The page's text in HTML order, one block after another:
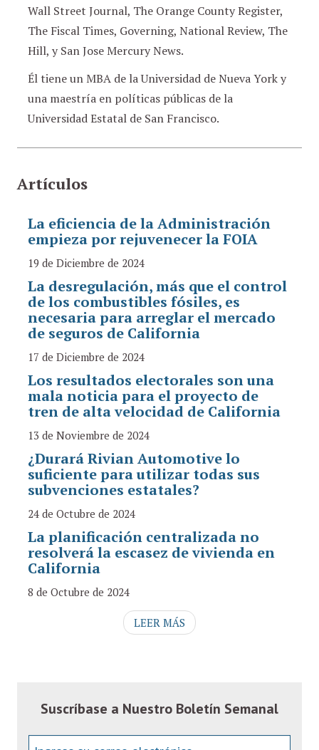
Wall Street Journal, The Orange County Register,
The Fiscal Times, Governing, National Review, The
Hill, y San Jose Mercury News.
Él tiene un MBA de la Universidad de Nueva York y
una maestría en políticas públicas de la
Universidad Estatal de San Francisco.
Artículos
La eficiencia de la Administración
empieza por rejuvenecer la FOIA
19 de Diciembre de 2024
La desregulación, más que el control
de los combustibles fósiles, es
necesaria para arreglar el mercado
de seguros de California
17 de Diciembre de 2024
Los resultados electorales son una
mala noticia para el proyecto de
tren de alta velocidad de California
13 de Noviembre de 2024
¿Durará Rivian Automotive lo
suficiente para utilizar todas sus
subvenciones estatales?
24 de Octubre de 2024
La planificación centralizada no
resolverá la escasez de vivienda en
California
8 de Octubre de 2024
LEER MÁS
Suscríbase a Nuestro Boletín Semanal